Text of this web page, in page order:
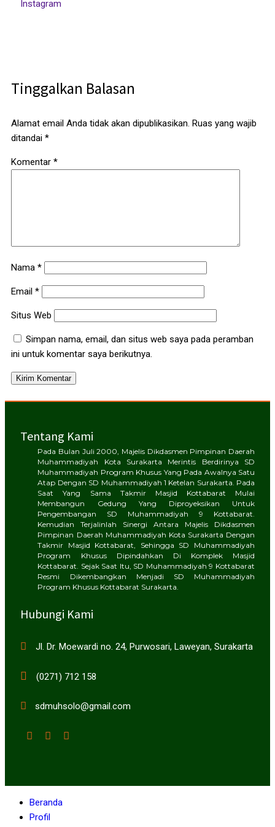
Tinggalkan Balasan
Alamat email Anda tidak akan dipublikasikan. Ruas yang wajib
ditandai *
Komentar *
Nama *
Email *
Situs Web
Simpan nama, email, dan situs web saya pada peramban
ini untuk komentar saya berikutnya.
Tentang Kami
Pada Bulan Juli 2000, Majelis Dikdasmen Pimpinan Daerah
Muhammadiyah Kota Surakarta Merintis Berdirinya SD
Muhammadiyah Program Khusus Yang Pada Awalnya Satu
Atap Dengan SD Muhammadiyah 1 Ketelan Surakarta. Pada
Saat Yang Sama Takmir Masjid Kottabarat Mulai
Membangun Gedung Yang Diproyeksikan Untuk
Pengembangan SD Muhammadiyah 9 Kottabarat.
Kemudian Terjalinlah Sinergi Antara Majelis Dikdasmen
Pimpinan Daerah Muhammadiyah Kota Surakarta Dengan
Takmir Masjid Kottabarat, Sehingga SD Muhammadiyah
Program Khusus Dipindahkan Di Komplek Masjid
Kottabarat. Sejak Saat Itu, SD Muhammadiyah 9 Kottabarat
Resmi Dikembangkan Menjadi SD Muhammadiyah
Program Khusus Kottabarat Surakarta.
Hubungi Kami
Jl. Dr. Moewardi no. 24, Purwosari, Laweyan, Surakarta
(0271) 712 158
sdmuhsolo@gmail.com
Beranda
Profil